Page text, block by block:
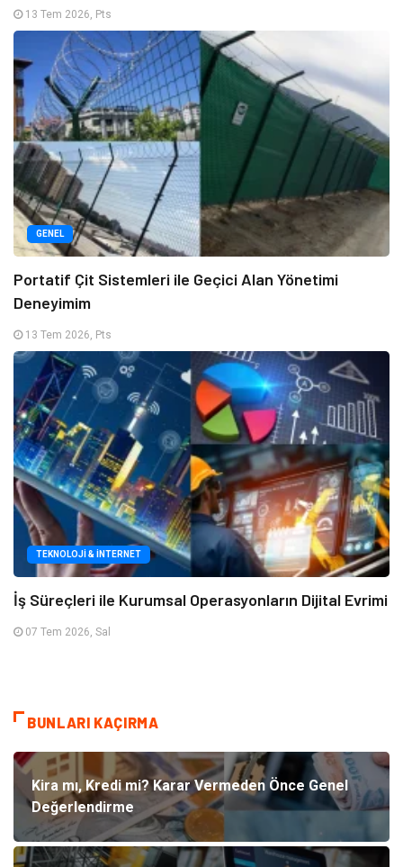
13 Tem 2026, Pts
GENEL
Portatif Çit Sistemleri ile Geçici Alan Yönetimi
Deneyimim
13 Tem 2026, Pts
TEKNOLOJI & İNTERNET
İş Süreçleri ile Kurumsal Operasyonların Dijital Evrimi
07 Tem 2026, Sal
BUNLARI KAÇIRMA
Kira mı, Kredi mi? Karar Vermeden Önce Genel
Değerlendirme